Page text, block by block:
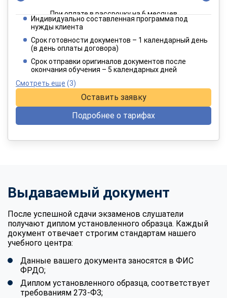
При оплате в рассрочку на 6 месяцев
4 949 руб. / 8 249 руб.
При оплате в рассрочку на 12 месяцев
Индивидуально составленная программа под
нужды клиента
Срок готовности документов – 1 календарный день
(в день оплаты договора)
Срок отправки оригиналов документов после
окончания обучения – 5 календарных дней
Смотреть еще (3)
Оставить заявку
Подробнее о тарифах
Выдаваемый документ
После успешной сдачи экзаменов слушатели
получают диплом установленного образца. Каждый
документ отвечает строгим стандартам нашего
учебного центра:
Данные вашего документа заносятся в ФИС
ФРДО;
Диплом установленного образца, соответствует
требованиям 273-ФЗ;